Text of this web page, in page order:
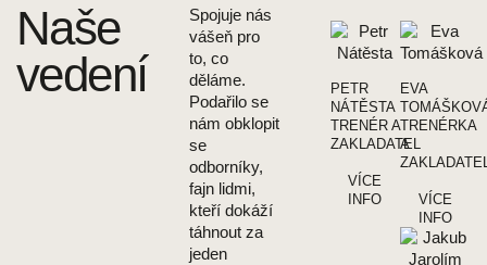
Naše
vedení
Spojuje nás
vášeň pro
to, co
děláme.
Podařilo se
nám obklopit
se
odborníky,
fajn lidmi,
kteří dokáží
táhnout za
jeden
PETR
NÁTĚSTA
TRENÉR A
ZAKLADATEL
VÍCE
INFO
EVA
TRENÉRKA
A
VÍCE
INFO